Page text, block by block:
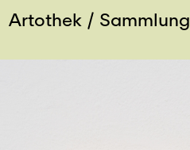
Artothek Sammlung